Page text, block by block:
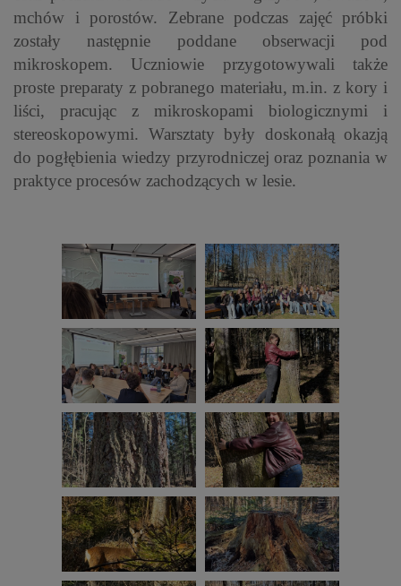
mchów i porostów. Zebrane podczas zajęć próbki
zostały następnie poddane obserwacji pod
mikroskopem. Uczniowie przygotowywali także
proste preparaty z pobranego materiału, m.in. z kory i
liści, pracując z mikroskopami biologicznymi i
stereoskopowymi. Warsztaty były doskonałą okazją
do pogłębienia wiedzy przyrodniczej oraz poznania w
praktyce procesów zachodzących w lesie.